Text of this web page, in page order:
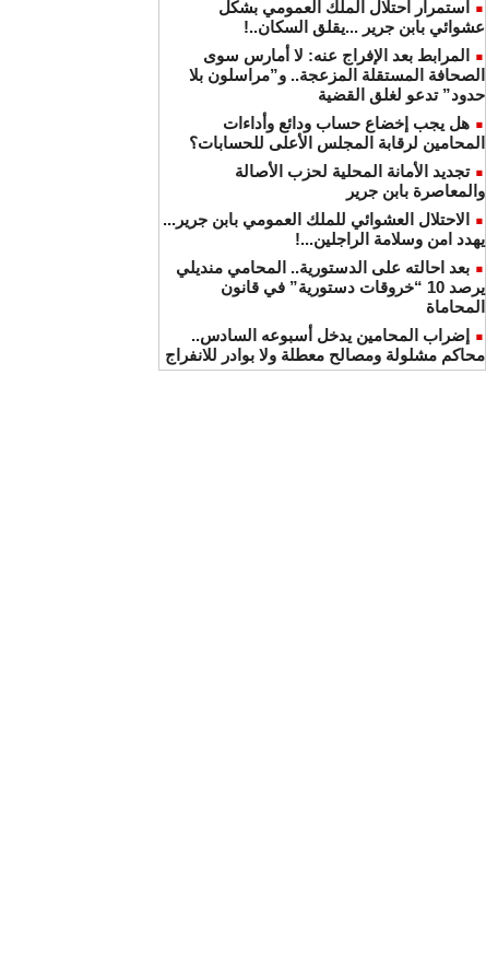
استمرار احتلال الملك العمومي بشكل
عشوائي بابن جرير ...يقلق السكان..!
المرابط بعد الإفراج عنه: لا أمارس سوى
الصحافة المستقلة المزعجة.. و”مراسلون بلا
حدود” تدعو لغلق القضية
هل يجب إخضاع حساب ودائع وأداءات
المحامين لرقابة المجلس الأعلى للحسابات؟
تجديد الأمانة المحلية لحزب الأصالة
والمعاصرة بابن جرير
الاحتلال العشوائي للملك العمومي بابن جرير...
يهدد امن وسلامة الراجلين...!
بعد احالته على الدستورية.. المحامي منديلي
يرصد 10 “خروقات دستورية” في قانون
المحاماة
إضراب المحامين يدخل أسبوعه السادس..
محاكم مشلولة ومصالح معطلة ولا بوادر للانفراج